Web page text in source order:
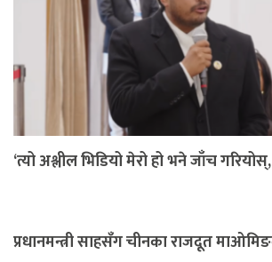
‘त्यो अश्लील भिडियो मेरो हो भने जाँच
प्रधानमन्त्री साहसँग चीनका राजदूत